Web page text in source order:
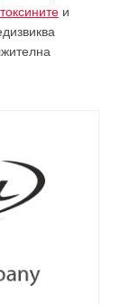
токсините и